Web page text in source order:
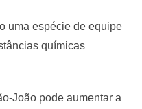
uma espécie de equipe
químicas
João pode aumentar a